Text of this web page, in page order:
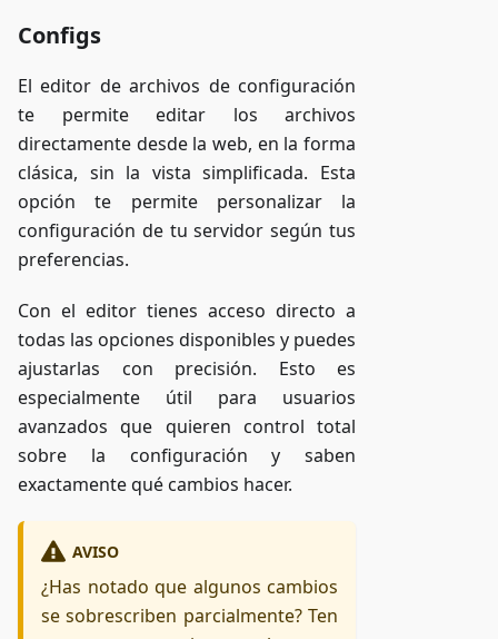
Configs
El editor de archivos de configuración
te permite editar los archivos
directamente desde la web, en la forma
clásica, sin la vista simplificada. Esta
opción te permite personalizar la
configuración de tu servidor según tus
preferencias.
Con el editor tienes acceso directo a
todas las opciones disponibles y puedes
ajustarlas con precisión. Esto es
especialmente útil para usuarios
avanzados que quieren control total
sobre la configuración y saben
exactamente qué cambios hacer.
AVISO
¿Has notado que algunos cambios
se sobrescriben parcialmente? Ten